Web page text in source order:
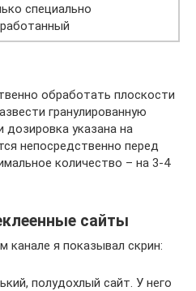
специально
обработать плоскости
гранулированную
дозировка указана на
непосредственно перед
количество – на 3-4
сайты
канале я показывал скрин:
полудохлый сайт. У него